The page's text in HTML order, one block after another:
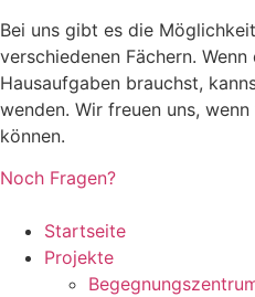
Bei uns gibt es die
verschiedenen Fächern.
Hausaufgaben brauchst,
wenden. Wir freuen uns,
können.
Noch Fragen?
Startseite
Projekte